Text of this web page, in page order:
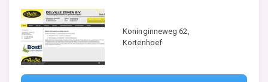
Koninginneweg 62,
Kortenhoef